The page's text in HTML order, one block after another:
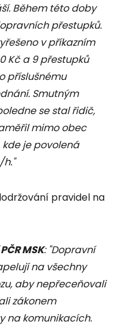
Během této doby
přestupků.
v příkazním
Kč a 9 přestupků
příslušnému
Smutným
se stal řidič,
mimo obec
kde je povolená
pravidel na
MSK: "Dopravní
na všechny
aby nepřeceňovali
zákonem
na komunikacích.